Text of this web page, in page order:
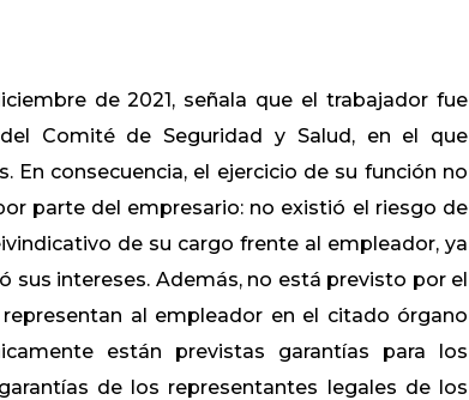
de 2021, señala que el trabajador fue
Comité de Seguridad y Salud, en el que
consecuencia, el ejercicio de su función no
parte del empresario: no existió el riesgo de
de su cargo frente al empleador, ya
sus intereses. Además, no está previsto por el
al empleador en el citado órgano
están previstas garantías para los
de los representantes legales de los